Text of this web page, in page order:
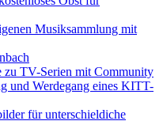
Musiksammlung mit
zu TV-Serien mit Community
und Werdegang eines KITT-
für unterschieldiche